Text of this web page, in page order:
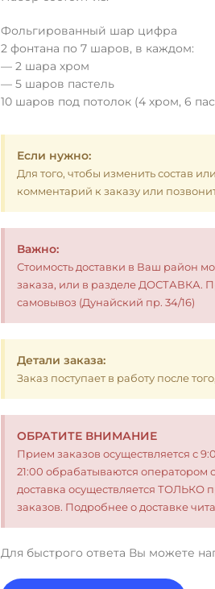
Фольгированный шар цифра
2 фонтана по 7 шаров, в каждом:
— 2 шара хром
— 5 шаров пастель
10 шаров под потолок (4 хром, 6
Если нужно:
Для того, чтобы изменить состав
комментарий к заказу или
Важно:
Стоимость доставки в Ваш район
заказа, или в разделе ДОСТАВКА.
самовывоз (Дунайский пр. 34/16)
Детали заказа:
Заказ поступает в работу после
ОБРАТИТЕ ВНИМАНИЕ
Прием заказов осуществляется с
21:00 обрабатываются оператором
доставка осуществляется ТОЛЬКО
заказов. Подробнее о доставке
Для быстрого ответа Вы можете